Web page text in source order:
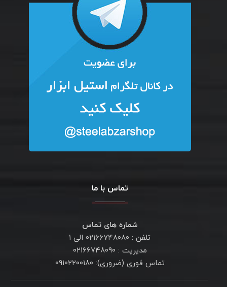
تماس با ما
شماره های تماس
تلفن : ۰۲۱۶۶۷۴۸۰۸۰ الی ۱
مدیریت : ۰۲۱۶۶۷۴۸۰۹۰
تماس فوری (ضروری): ۰۹۱۰۲۲۰۰۱۸۰